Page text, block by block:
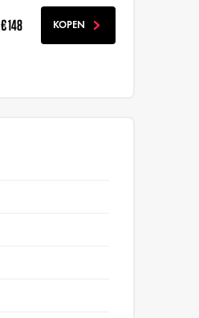
€ 148 KOPEN